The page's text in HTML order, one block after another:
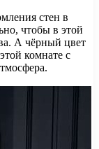
стен в
чтобы в этой
А чёрный цвет
комнате с